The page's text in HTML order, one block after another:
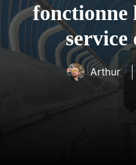
fonctionne
service
Arthur